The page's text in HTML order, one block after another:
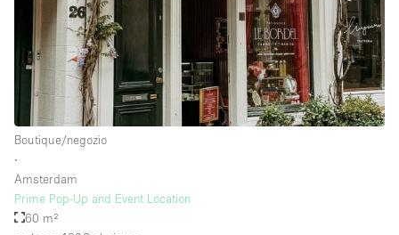
Boutique/negozio
∙
Amsterdam
Prime Pop-Up and Event Location
60 m²